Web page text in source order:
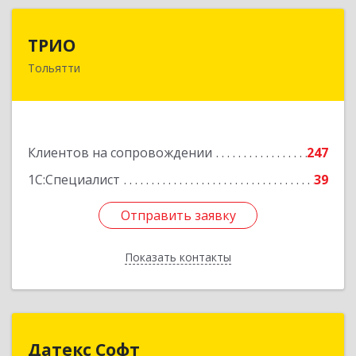
ТРИО
Тольятти
Клиентов на сопровождении
247
1С:Специалист
39
Отправить заявку
Показать контакты
Отправить заявку
Назад
Датекс Софт